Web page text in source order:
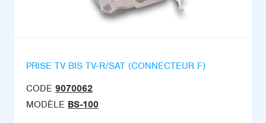
PRISE TV BIS TV-R/SAT (CONNECTEUR F)
CODE 9070062
MODÈLE BS-100